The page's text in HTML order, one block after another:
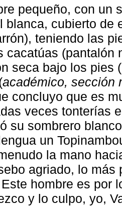
pequeño, con un
blanca, cubierto de
teniendo las
cacatúas (pantalón
seca bajo los pies
académico, sección
concluyo que es
veces tonterías
su sombrero
un
la mano
agriado, lo
hombre es por
y lo culpo, yo,